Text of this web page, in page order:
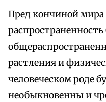
Пред кончиной мира
растления и
человеческом роде
необыкновенны и